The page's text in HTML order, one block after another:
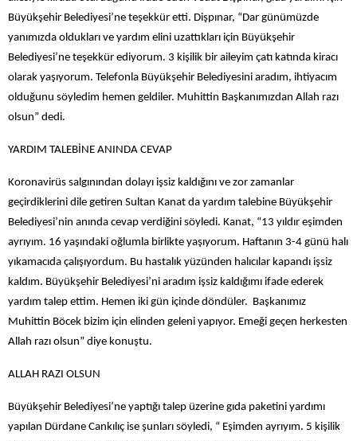
Büyükşehir Belediyesi’ne teşekkür etti. Dişpınar, “Dar günümüzde
yanımızda oldukları ve yardım elini uzattıkları için Büyükşehir
Belediyesi’ne teşekkür ediyorum. 3 kişilik bir aileyim çatı katında kiracı
olarak yaşıyorum. Telefonla Büyükşehir Belediyesini aradım, ihtiyacım
olduğunu söyledim hemen geldiler. Muhittin Başkanımızdan Allah razı
olsun” dedi.
YARDIM TALEBİNE ANINDA CEVAP
Koronavirüs salgınından dolayı işsiz kaldığını ve zor zamanlar
geçirdiklerini dile getiren Sultan Kanat da yardım talebine Büyükşehir
Belediyesi’nin anında cevap verdiğini söyledi. Kanat, “13 yıldır eşimden
ayrıyım. 16 yaşındaki oğlumla birlikte yaşıyorum. Haftanın 3-4 günü halı
yıkamacıda çalışıyordum. Bu hastalık yüzünden halıcılar kapandı işsiz
kaldım. Büyükşehir Belediyesi’ni aradım işsiz kaldığımı ifade ederek
yardım talep ettim. Hemen iki gün içinde döndüler. Başkanımız
Muhittin Böcek bizim için elinden geleni yapıyor. Emeği geçen herkesten
Allah razı olsun” diye konuştu.
ALLAH RAZI OLSUN
Büyükşehir Belediyesi’ne yaptığı talep üzerine gıda paketini yardımı
yapılan Dürdane Cankılıç ise şunları söyledi, “ Eşimden ayrıyım. 5 kişilik